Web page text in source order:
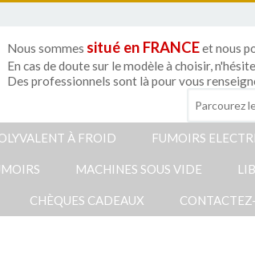
Nous sommes situé en FRANCEet nous
En cas de doute sur le modèle à choisir,
Des professionnels sont là pour vous
À FROID FUMOIRS
MACHINES SOUS VIDE
CHÈQUES CADEAUX